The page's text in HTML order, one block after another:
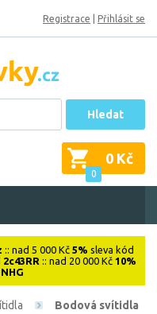
Registrace Přihlásit se
Hledat
0
0 Kč
:: nad 5 000 Kč 5% sleva kód
2c43RR :: nad 20 000 Kč 10%
Bodová svítidla